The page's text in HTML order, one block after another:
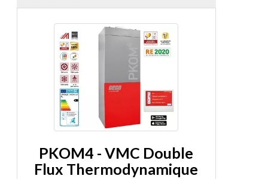
PKOM4 - VMC Double
Flux Thermodynamique